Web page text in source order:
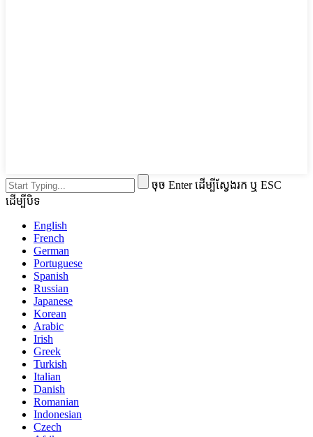
ចុច Enter ដើម្បីស្វែងរក ឬ ESC
ដើម្បីបិទ
English
French
German
Portuguese
Spanish
Russian
Japanese
Korean
Arabic
Irish
Greek
Turkish
Italian
Danish
Romanian
Indonesian
Czech